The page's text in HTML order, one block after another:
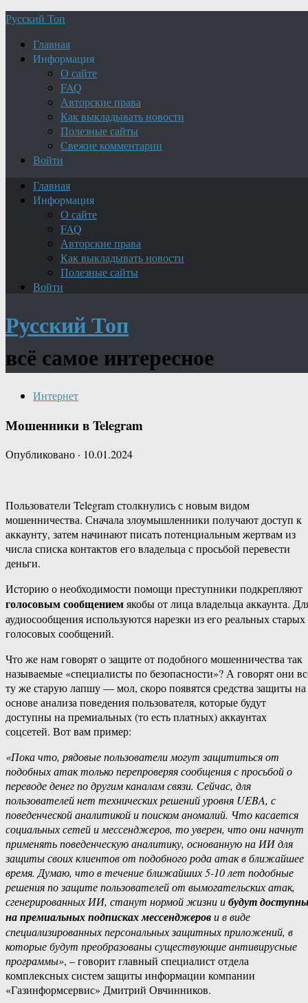
Русский Топ
Главная
Информация
О сайте
FAQ
Авторские права
Как выкладывать новости
Полезные сайты
Свежие комментарии
Войти
Главная
Информация
О сайте
FAQ
Авторские права
Как выкладывать новости
Полезные сайты
Войти
Русский Топ
всё самое интересное
Интернет
Мошенники в Telegram
Опубликовано · 10.01.2024
Пользователи Telegram столкнулись с новым видом
мошенничества. Сначала злоумышленники получают доступ к
аккаунту, затем начинают писать потенциальным жертвам из
числа списка контактов его владельца с просьбой перевести
деньги.
Историю о необходимости помощи преступники подкрепляют
голосовым сообщениемякобы от лица владельца аккаунта.
аудиосообщения используются нарезки из его реальных старых
голосовых сообщений.
Что же нам говорят о защите от подобного мошенничества так
называемые «специалисты по безопасности»? А говорят они
ту же старую лапшу — мол, скоро появятся средства защиты на
основе анализа поведения пользователя, которые будут
доступны на премиальных (то есть платных) аккаунтах
соцсетей. Вот вам пример:
«Пока что, рядовые пользователи могут защититься от
подобных атак только перепроверяя сообщения с просьбой о
переводе денег по другим каналам связи. Сейчас, для
пользователей нет технических решений уровня UEBA, с
поведенческой аналитикой и поиском аномалий. Что касается
социальных сетей и мессенджеров, то уверен, что они начнут
применять поведенческую аналитику, основанную на ИИ для
защиты своих клиентов от подобного рода атак в ближайшее
время. Думаю, что в течение ближайших 5-10 лет подобные
решения по защите пользователей от вымогательских атак,
сгенерированных ИИ, станут нормой жизни ибудут доступны
на премиальных подписках мессенджерови в виде
специализированных персональных защитных приложений, в
которые будут преобразованы существующие антивирусные
программы», – говорит главный специалист отдела
комплексных систем защиты информации компании
«Газинформсервис» Дмитрий Овчинников.